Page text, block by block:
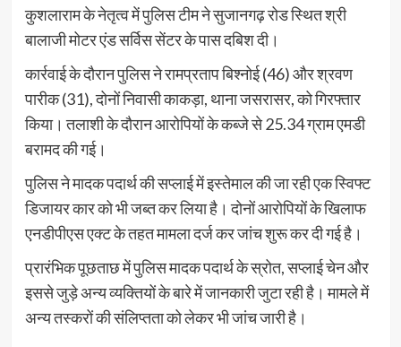
कुशलाराम के नेतृत्व में पुलिस टीम ने सुजानगढ़ रोड स्थित श्री
बालाजी मोटर एंड सर्विस सेंटर के पास दबिश दी।
कार्रवाई के दौरान पुलिस ने रामप्रताप बिश्नोई (46) और श्रवण
पारीक (31), दोनों निवासी काकड़ा, थाना जसरासर, को गिरफ्तार
किया। तलाशी के दौरान आरोपियों के कब्जे से 25.34 ग्राम एमडी
बरामद की गई।
पुलिस ने मादक पदार्थ की सप्लाई में इस्तेमाल की जा रही एक स्विफ्ट
डिजायर कार को भी जब्त कर लिया है। दोनों आरोपियों के खिलाफ
एनडीपीएस एक्ट के तहत मामला दर्ज कर जांच शुरू कर दी गई है।
प्रारंभिक पूछताछ में पुलिस मादक पदार्थ के स्रोत, सप्लाई चेन और
इससे जुड़े अन्य व्यक्तियों के बारे में जानकारी जुटा रही है। मामले में
अन्य तस्करों की संलिप्तता को लेकर भी जांच जारी है।